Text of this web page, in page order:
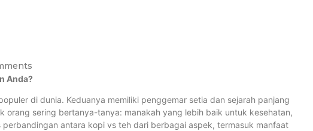
Anda?
di dunia. Keduanya memiliki penggemar setia dan sejarah panjang
orang sering bertanya-tanya: manakah yang lebih baik untuk kesehatan,
antara kopi vs teh dari berbagai aspek, termasuk manfaat